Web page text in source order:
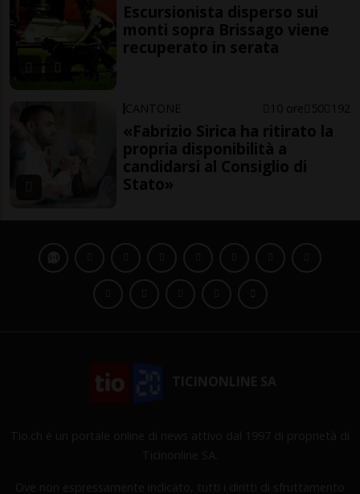
Escursionista disperso sui
monti sopra Brissago viene
recuperato in serata
CANTONE 10 ore 50 192
«Fabrizio Sirica ha ritirato la
propria disponibilità a
candidarsi al Consiglio di
Stato»